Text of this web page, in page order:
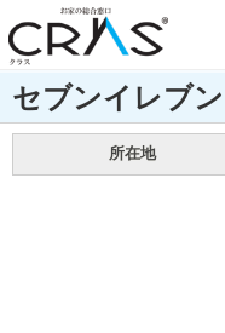
セブンイレブ
所在地